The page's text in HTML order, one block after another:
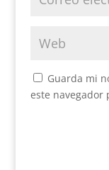
Guarda mi
este navegador